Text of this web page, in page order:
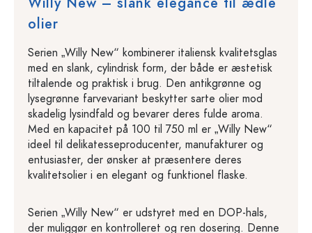
olier
Serien „Willy New“ kombinerer italiensk kvalitetsglas
med en slank, cylindrisk form, der både er æstetisk
tiltalende og praktisk i brug. Den antikgrønne og
lysegrønne farvevariant beskytter sarte olier mod
skadelig lysindfald og bevarer deres fulde aroma.
Med en kapacitet på 100 til 750 ml er „Willy New“
ideel til delikatesseproducenter, manufakturer og
entusiaster, der ønsker at præsentere deres
kvalitetsolier i en elegant og funktionel flaske.
Serien „Willy New“ er udstyret med en DOP-hals,
der muliggør en kontrolleret og ren dosering. Denne